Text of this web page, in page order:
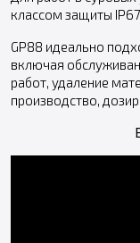
классом защиты
GP88 идеально
включая
работ, удаление
производство,